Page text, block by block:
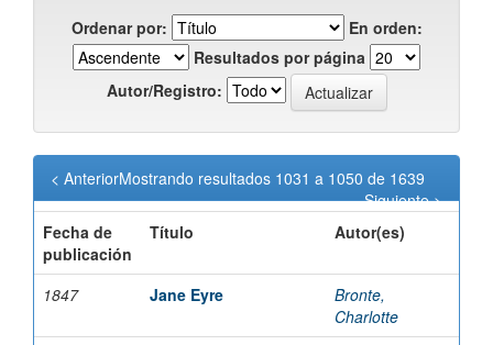
Ordenar por:
En orden:
Resultados por página
Autor/Registro:
Mostrando resultados 1031 a 1050 de 1639
< Anterior
Siguiente >
Fecha de
publicación
Título Autor(es)
1847 Jane Eyre
Bronte,
Charlotte